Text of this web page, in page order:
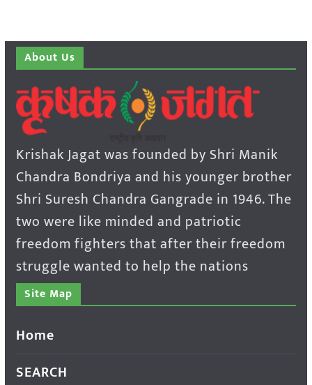
About Us
Krishak Jagat was founded by Shri Manik
Chandra Bondriya and his younger brother
Shri Suresh Chandra Gangrade in 1946. The
two were like minded and patriotic
freedom fighters that after their freedom
struggle wanted to help the nations
Site Map
Home
SEARCH